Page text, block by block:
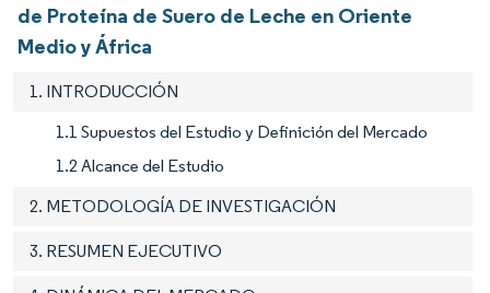
de Proteína de Suero de Leche en Oriente
Medio y África
1. INTRODUCCIÓN
1.1 Supuestos del Estudio y Definición del Mercado
1.2 Alcance del Estudio
2. METODOLOGÍA DE INVESTIGACIÓN
3. RESUMEN EJECUTIVO